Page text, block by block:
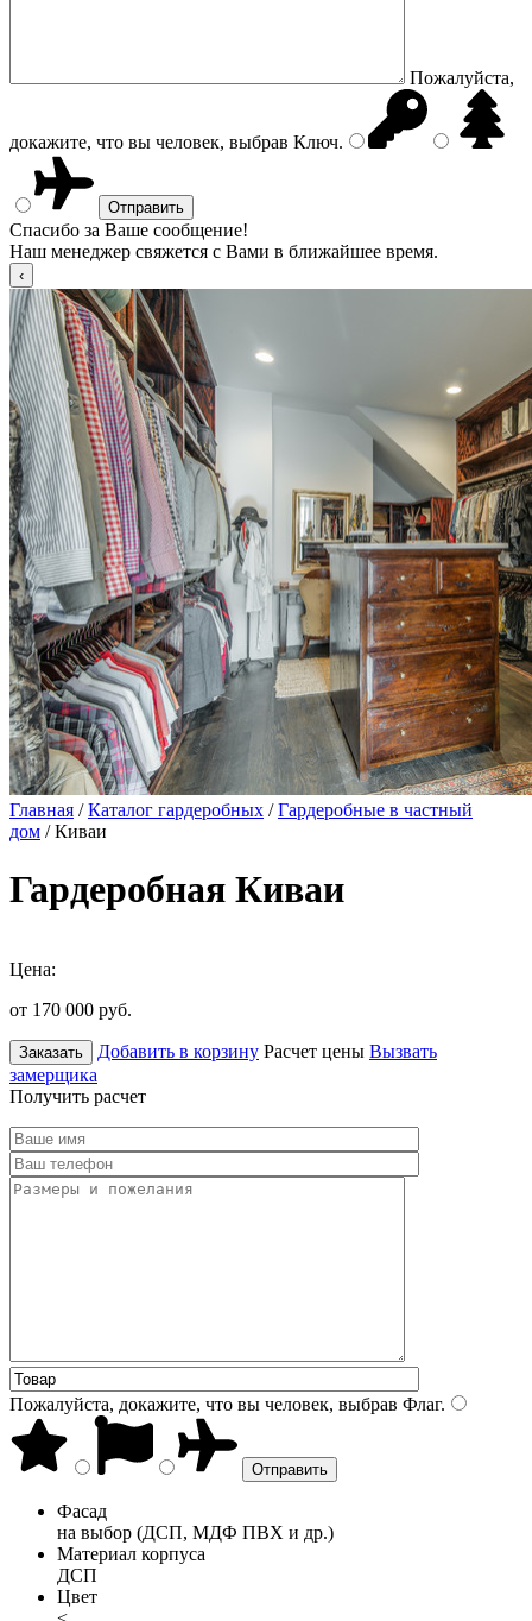
Пожалуйста,
докажите, что вы человек, выбрав Ключ.
Спасибо за Ваше сообщение!
Наш менеджер свяжется с Вами в ближайшее время.
Главная /Каталог гардеробных /Гардеробные в частный
дом / Киваи
Гардеробная Киваи
Цена:
от 170 000 руб.
Заказать Добавить в корзину Расчет цены Вызвать
замерщика
Получить расчет
Пожалуйста, докажите, что вы человек, выбрав Флаг.
Фасад
на выбор (ДСП, МДФ ПВХ и др.)
Материал корпуса
ДСП
Цвет